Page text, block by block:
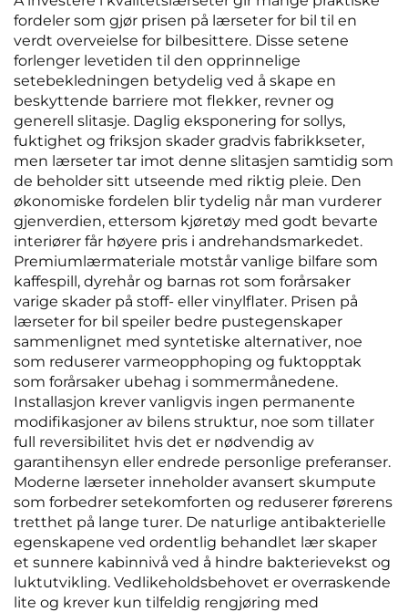
fordeler som gjør prisen på lærseter for bil til en
verdt overveielse for bilbesittere. Disse setene
forlenger levetiden til den opprinnelige
setebekledningen betydelig ved å skape en
beskyttende barriere mot flekker, revner og
generell slitasje. Daglig eksponering for sollys,
fuktighet og friksjon skader gradvis fabrikkseter,
men lærseter tar imot denne slitasjen samtidig som
de beholder sitt utseende med riktig pleie. Den
økonomiske fordelen blir tydelig når man vurderer
gjenverdien, ettersom kjøretøy med godt bevarte
interiører får høyere pris i andrehandsmarkedet.
Premiumlærmateriale motstår vanlige bilfare som
kaffespill, dyrehår og barnas rot som forårsaker
varige skader på stoff- eller vinylflater. Prisen på
lærseter for bil speiler bedre pustegenskaper
sammenlignet med syntetiske alternativer, noe
som reduserer varmeopphoping og fuktopptak
som forårsaker ubehag i sommermånedene.
Installasjon krever vanligvis ingen permanente
modifikasjoner av bilens struktur, noe som tillater
full reversibilitet hvis det er nødvendig av
garantihensyn eller endrede personlige preferanser.
Moderne lærseter inneholder avansert skumpute
som forbedrer setekomforten og reduserer førerens
tretthet på lange turer. De naturlige antibakterielle
egenskapene ved ordentlig behandlet lær skaper
et sunnere kabinnivå ved å hindre bakterievekst og
luktutvikling. Vedlikeholdsbehovet er overraskende
lite og krever kun tilfeldig rengjøring med